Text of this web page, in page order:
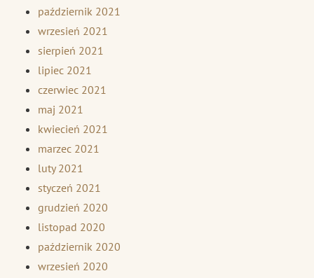
październik 2021
wrzesień 2021
sierpień 2021
lipiec 2021
czerwiec 2021
maj 2021
kwiecień 2021
marzec 2021
luty 2021
styczeń 2021
grudzień 2020
listopad 2020
październik 2020
wrzesień 2020